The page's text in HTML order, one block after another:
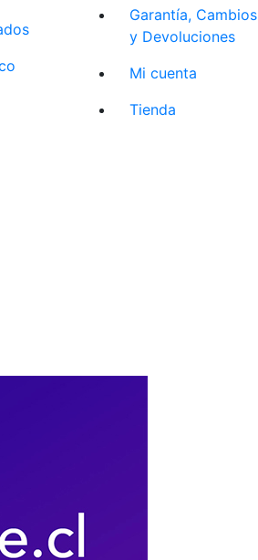
Garantía, Cambios
y Devoluciones
Mi cuenta
Tienda